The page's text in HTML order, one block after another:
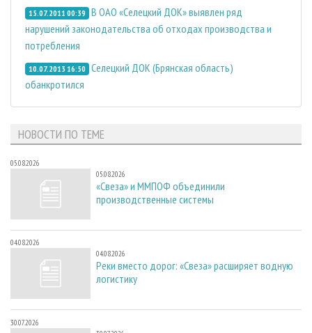
15.07.2011 00:39 В ОАО «Селецкий ДОК» выявлен ряд
нарушений законодательства об отходах производства и
потребления
10.07.2013 16:50 Селецкий ДОК (Брянская область)
обанкротился
НОВОСТИ ПО ТЕМЕ
05.08.2026
05.08.2026
«Свеза» и ММПОФ объединили
производственные системы
04.08.2026
04.08.2026
Реки вместо дорог: «Свеза» расширяет водную
логистику
30.07.2026